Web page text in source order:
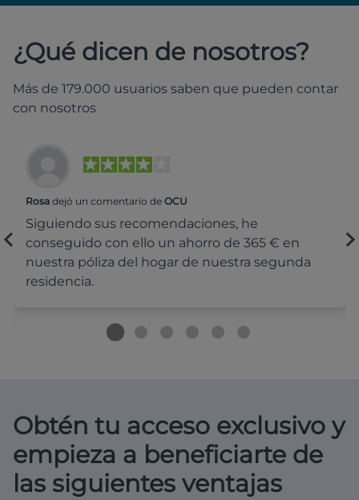
¿Qué dicen de nosotros?
Más de 179.000 usuarios saben que pueden contar
con nosotros
Rosa dejó un comentario de OCU
Siguiendo sus recomendaciones, he
conseguido con ello un ahorro de 365 € en
nuestra póliza del hogar de nuestra segunda
residencia.
Obtén tu acceso exclusivo y
empieza a beneficiarte de
las siguientes ventajas